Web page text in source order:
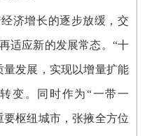
济增长的逐步放缓，交
适应新的发展常态。“十
量发展，实现以增量扩能
变。同时作为“一带一
枢纽城市，张掖全方位